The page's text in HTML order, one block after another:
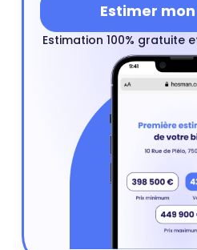
Estimer
Estimation 100% gratuite